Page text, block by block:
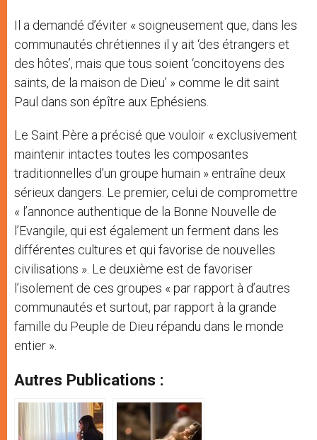
Il a demandé d’éviter « soigneusement que, dans les
communautés chrétiennes il y ait ‘des étrangers et
des hôtes’, mais que tous soient ‘concitoyens des
saints, de la maison de Dieu’ » comme le dit saint
Paul dans son épître aux Ephésiens.
Le Saint Père a précisé que vouloir « exclusivement
maintenir intactes toutes les composantes
traditionnelles d’un groupe humain » entraîne deux
sérieux dangers. Le premier, celui de compromettre
« l’annonce authentique de la Bonne Nouvelle de
l’Evangile, qui est également un ferment dans les
différentes cultures et qui favorise de nouvelles
civilisations ». Le deuxième est de favoriser
l’isolement de ces groupes « par rapport à d’autres
communautés et surtout, par rapport à la grande
famille du Peuple de Dieu répandu dans le monde
entier ».
Autres Publications :